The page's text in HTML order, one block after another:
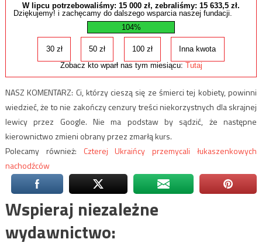
W lipcu potrzebowaliśmy: 15 000 zł, zebraliśmy: 15 633,5 zł.
Dziękujemy! i zachęcamy do dalszego wsparcia naszej fundacji.
104%
30 zł 50 zł 100 zł
Inna kwota
Zobacz kto wparł nas tym miesiącu: Tutaj
NASZ KOMENTARZ: Ci, którzy cieszą się ze śmierci tej kobiety, powinni
wiedzieć, że to nie zakończy cenzury treści niekorzystnych dla skrajnej
lewicy przez Google. Nie ma podstaw by sądzić, że następne
kierownictwo zmieni obrany przez zmarłą kurs.
Polecamy również: Czterej Ukraińcy przemycali łukaszenkowych
nachodźców
Wspieraj niezależne
wydawnictwo: